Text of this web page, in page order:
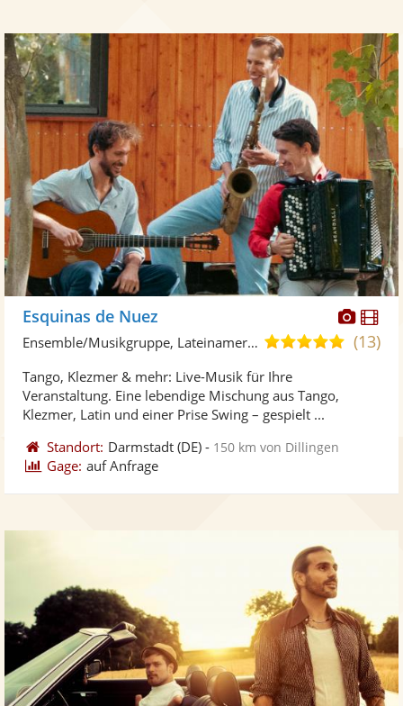
Esquinas de Nuez
4,9(13)
Ensemble/Musikgruppe, Lateinamerikanische Musik
Tango, Klezmer & mehr: Live-Musik für Ihre
Veranstaltung. Eine lebendige Mischung aus Tango,
Klezmer, Latin und einer Prise Swing – gespielt ...
Standort: Darmstadt (DE) - 150 km von Dillingen
Gage: auf Anfrage